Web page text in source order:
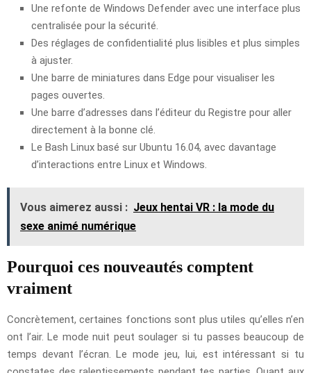
Une refonte de Windows Defender avec une interface plus
centralisée pour la sécurité.
Des réglages de confidentialité plus lisibles et plus simples
à ajuster.
Une barre de miniatures dans Edge pour visualiser les
pages ouvertes.
Une barre d’adresses dans l’éditeur du Registre pour aller
directement à la bonne clé.
Le Bash Linux basé sur Ubuntu 16.04, avec davantage
d’interactions entre Linux et Windows.
Vous aimerez aussi : Jeux hentai VR : la mode du
sexe animé numérique
Pourquoi ces nouveautés comptent
vraiment
Concrètement, certaines fonctions sont plus utiles qu’elles n’en
ont l’air. Le mode nuit peut soulager si tu passes beaucoup de
temps devant l’écran. Le mode jeu, lui, est intéressant si tu